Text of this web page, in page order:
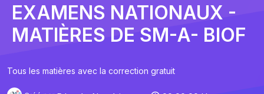
EXAMENS NATIONAUX -
MATIÈRES DE SM-A- BIOF
Tous les matières avec la correction gratuit